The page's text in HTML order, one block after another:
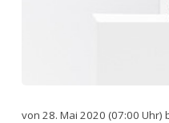
von 28. Mai 2020 (07:00 Uhr)